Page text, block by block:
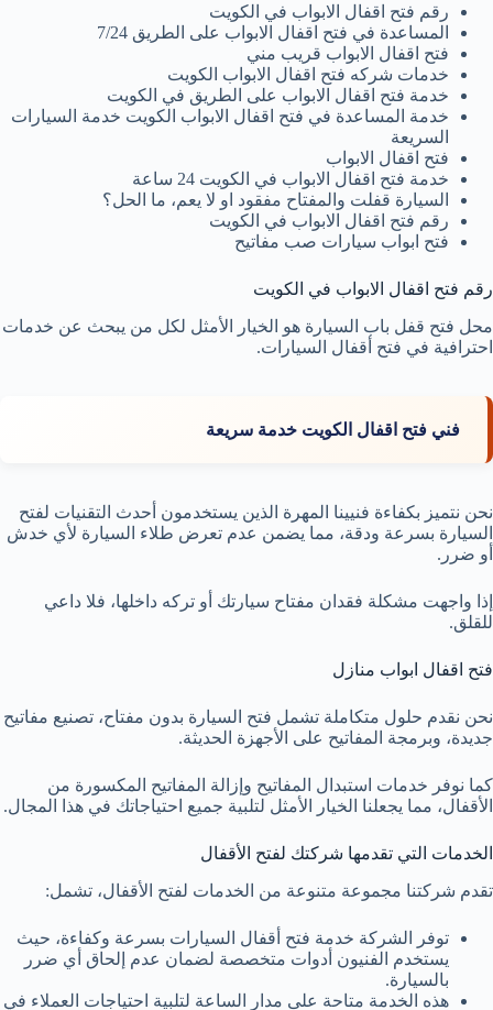
رقم فتح اقفال الابواب في الكويت
المساعدة في فتح اقفال الابواب على الطريق 7/24
فتح اقفال الابواب قريب مني
خدمات شركه فتح اقفال الابواب الكويت
خدمة فتح اقفال الابواب على الطريق في الكويت
خدمة المساعدة في فتح اقفال الابواب الكويت خدمة السيارات
السريعة
فتح اقفال الابواب
خدمة فتح اقفال الابواب في الكويت 24 ساعة
السيارة قفلت والمفتاح مفقود او لا يعم، ما الحل؟
رقم فتح اقفال الابواب في الكويت
فتح ابواب سيارات صب مفاتيح
رقم فتح اقفال الابواب في الكويت
محل فتح قفل باب السيارة هو الخيار الأمثل لكل من يبحث عن خدمات
احترافية في فتح أقفال السيارات.
فني فتح اقفال الكويت خدمة سريعة
نحن نتميز بكفاءة فنيينا المهرة الذين يستخدمون أحدث التقنيات لفتح
السيارة بسرعة ودقة، مما يضمن عدم تعرض طلاء السيارة لأي خدش
أو ضرر.
إذا واجهت مشكلة فقدان مفتاح سيارتك أو تركه داخلها، فلا داعي
للقلق.
فتح اقفال ابواب منازل
نحن نقدم حلول متكاملة تشمل فتح السيارة بدون مفتاح، تصنيع مفاتيح
جديدة، وبرمجة المفاتيح على الأجهزة الحديثة.
كما نوفر خدمات استبدال المفاتيح وإزالة المفاتيح المكسورة من
الأقفال، مما يجعلنا الخيار الأمثل لتلبية جميع احتياجاتك في هذا المجال.
الخدمات التي تقدمها شركتك لفتح الأقفال
تقدم شركتنا مجموعة متنوعة من الخدمات لفتح الأقفال، تشمل:
توفر الشركة خدمة فتح أقفال السيارات بسرعة وكفاءة، حيث
يستخدم الفنيون أدوات متخصصة لضمان عدم إلحاق أي ضرر
بالسيارة.
هذه الخدمة متاحة على مدار الساعة لتلبية احتياجات العملاء في